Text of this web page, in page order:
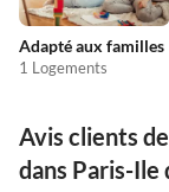
Adapté aux familles
1 Logements
Avis clients
dans Paris-Ile